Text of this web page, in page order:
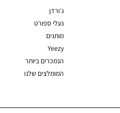
ג׳ורדן
נעלי ספורט
מותגים
Yeezy
הנמכרים ביותר
המומלצים שלנו